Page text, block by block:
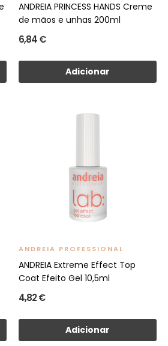
ANDREIA PRINCESS HANDS Creme
de mãos e unhas 200ml
6,84 €
Adicionar
ANDREIA PROFESSIONAL
ANDREIA Extreme Effect Top
Coat Efeito Gel 10,5ml
4,82 €
Adicionar